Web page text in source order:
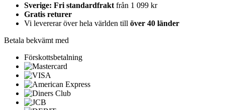
Sverige: Fri standardfrakt från 1 099 kr
Gratis returer
Vi levererar över hela världen till över 40 länder
Betala bekvämt med
Förskottsbetalning